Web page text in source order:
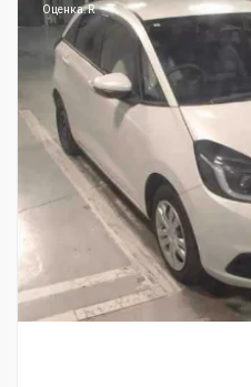
Оценка: R